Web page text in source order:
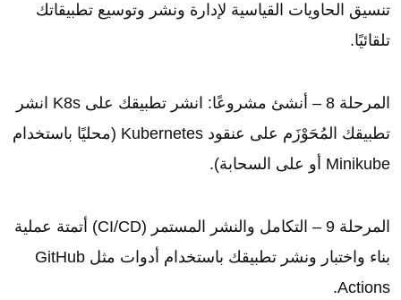
تنسيق الحاويات القياسية لإدارة ونشر وتوسيع تطبيقاتك
تلقائيًا.
المرحلة 8 – أنشئ مشروعًا: انشر تطبيقك على K8s انشر
تطبيقك المُحَوْزَم على عنقود Kubernetes (محليًا باستخدام
Minikube أو على السحابة).
المرحلة 9 – التكامل والنشر المستمر (CI/CD) أتمتة عملية
بناء واختبار ونشر تطبيقك باستخدام أدوات مثل GitHub
Actions.